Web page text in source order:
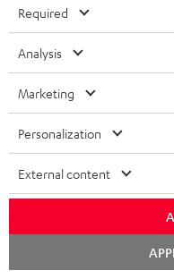
Rita v.
DAB
Super schöne Anlage und
Extrem guter und
Einstellmöglichkeiten.
Komplette Bewertung
Franz W.
Required
Analysis
Marketing
Personalization
External content